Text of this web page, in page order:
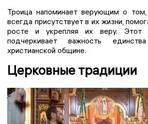
Троица напоминает верующим о
всегда присутствует в их жизни,
росте и укрепляя их веру. Этот
подчеркивает важность
христианской общине.
Церковные традиции